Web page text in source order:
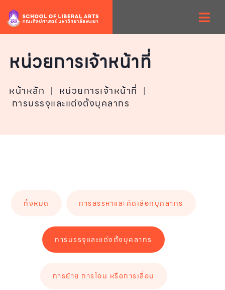
หน่วยการเจ้าหน้าที่
หน้าหลัก | หน่วยการเจ้าหน้าที่ |
การบรรจุและแต่งตั้งบุคลากร
ทั้งหมด การสรรหาและคัดเลือกบุคลากร
การบรรจุและแต่งตั้งบุคลากร
การย้าย การโอน หรือการเลื่อน